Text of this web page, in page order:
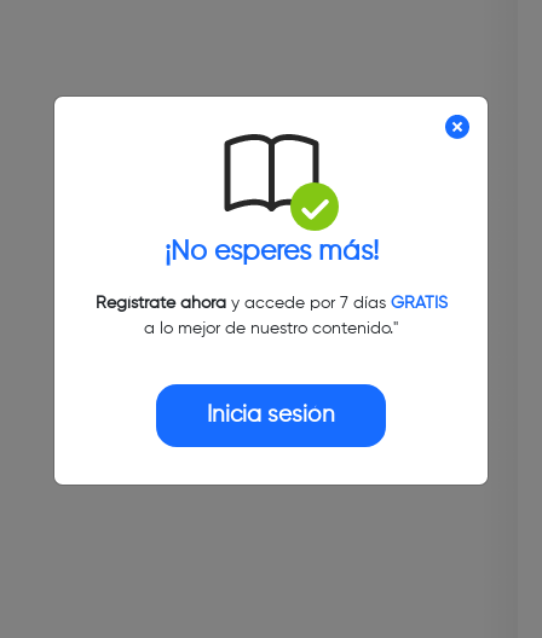
¡No esperes más!
Regístrate ahoray accede por 7 días GRATIS
a lo mejor de nuestro contenido."
Inicia sesión